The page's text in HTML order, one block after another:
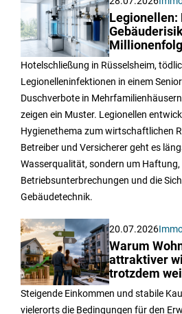
Legionellen:
Hotelschließung in Rüsselsheim,
Legionelleninfektionen in einem
Duschverbote in
zeigen ein Muster. Legionellen
Hygienethema zum wirtschaftlichen
Betreiber und Versicherer geht es
Wasserqualität, sondern um Haftung,
Betriebsunterbrechungen und die
Gebäudetechnik.
20.07.2026
Warum
attraktiver
trotzdem
Steigende Einkommen und stabile
vielerorts die Bedingungen für den